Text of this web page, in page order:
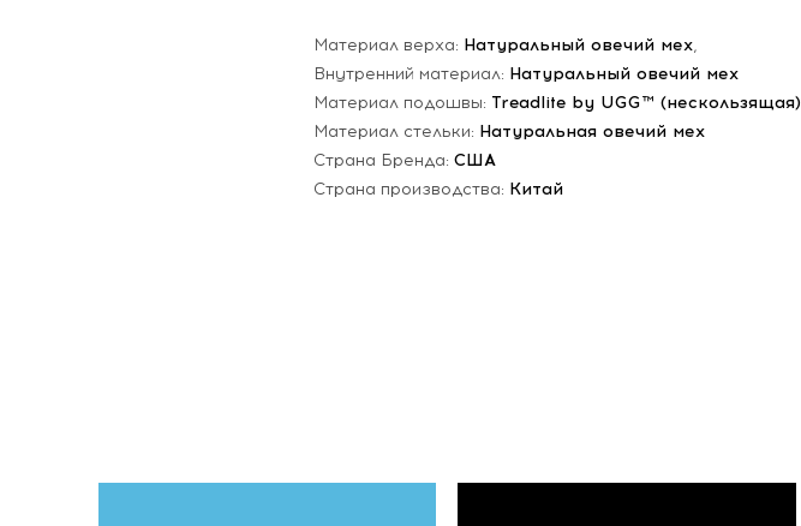
Материал верха: Натуральный овечий мех,
Внутренний материал: Натуральный овечий мех
Материал подошвы: Treadlite by UGG™ (нескользящая)
Материал стельки: Натуральная овечий мех
Страна Бренда: США
Страна производства: Китай